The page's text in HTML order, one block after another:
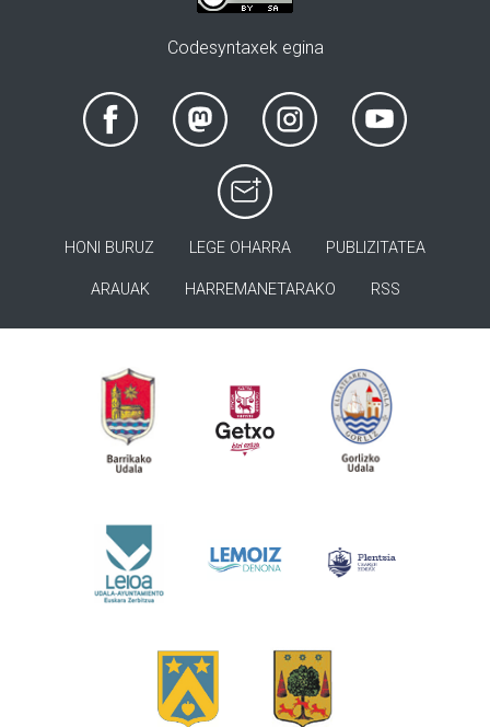
Codesyntaxek egina
HONI BURUZ LEGE OHARRA PUBLIZITATEA
ARAUAK HARREMANETARAKO RSS